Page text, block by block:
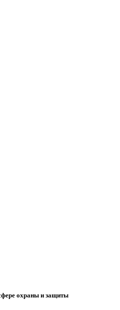
охраны и защиты